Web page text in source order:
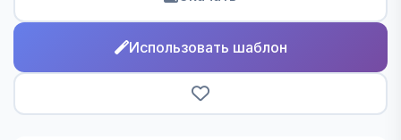
Использовать шаблон